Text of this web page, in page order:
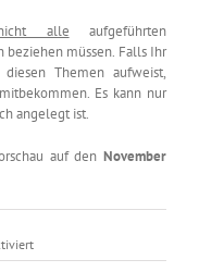
alle aufgeführten
müssen. Falls Ihr
Themen aufweist,
Es kann nur
angelegt ist.
auf den November
für
Astrologisch